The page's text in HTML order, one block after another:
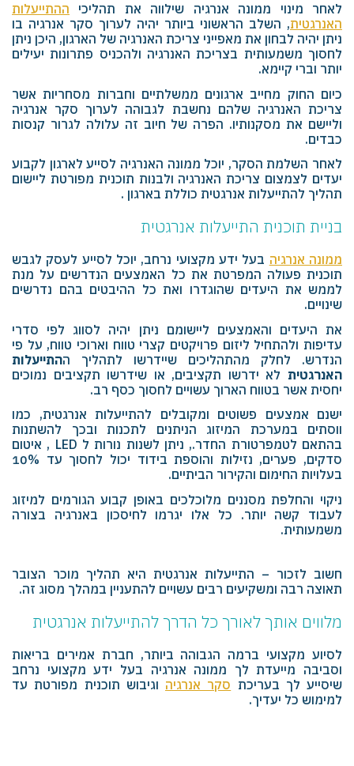
לאחר מינוי ממונה אנרגיה שילווה את תהליכי ההתייעלות
האנרגטית, השלב הראשוני ביותר יהיה לערוך סקר אנרגיה בו
ניתן יהיה לבחון את מאפייני צריכת האנרגיה של הארגון, היכן ניתן
לחסוך משמעותית בצריכת האנרגיה ולהכניס פתרונות יעילים
יותר וברי קיימא.
כיום החוק מחייב ארגונים ממשלתיים וחברות מסחריות אשר
צריכת האנרגיה שלהם נחשבת לגבוהה לערוך סקר אנרגיה
וליישם את מסקנותיו. הפרה של חיוב זה עלולה לגרור קנסות
כבדים.
לאחר השלמת הסקר, יוכל ממונה האנרגיה לסייע לארגון לקבוע
יעדים לצמצום צריכת האנרגיה ולבנות תוכנית מפורטת ליישום
תהליך להתייעלות אנרגטית כוללת בארגון .
בניית תוכנית התייעלות אנרגטית
ממונה אנרגיה בעל ידע מקצועי נרחב, יוכל לסייע לעסק לגבש
תוכנית פעולה המפרטת את כל האמצעים הנדרשים על מנת
לממש את היעדים שהוגדרו ואת כל ההיבטים בהם נדרשים
שינויים.
את היעדים והאמצעים ליישומם ניתן יהיה לסווג לפי סדרי
עדיפות ולהתחיל ליזום פרויקטים קצרי טווח וארוכי טווח, על פי
הנדרש. לחלק מהתהליכים שיידרשו לתהליך ההתייעלות
האנרגטית לא ידרשו תקציבים, או שידרשו תקציבים נמוכים
יחסית אשר בטווח הארוך עשויים לחסוך כסף רב.
ישנם אמצעים פשוטים ומקובלים להתייעלות אנרגטית, כמו
ווסתים במערכת המיזוג הניתנים לתכנות ובכך להשתנות
בהתאם לטמפרטורת החדר., ניתן לשנות נורות ל LED , איטום
סדקים, פערים, נזילות והוספת בידוד יכול לחסוך עד 10%
בעלויות החימום והקירור הביתיים.
ניקוי והחלפת מסננים מלוכלכים באופן קבוע הגורמים למיזוג
לעבוד קשה יותר. כל אלו יגרמו לחיסכון באנרגיה בצורה
משמעותית.
חשוב לזכור – התייעלות אנרגטית היא תהליך מוכר הצובר
תאוצה רבה ומשקיעים רבים עשויים להתעניין במהלך מסוג זה.
מלווים אותך לאורך כל הדרך להתייעלות אנרגטית
לסיוע מקצועי ברמה הגבוהה ביותר, חברת אמירים בריאות
וסביבה מייעדת לך ממונה אנרגיה בעל ידע מקצועי נרחב
שיסייע לך בעריכת סקר אנרגיה וגיבוש תוכנית מפורטת עד
למימוש כל יעדיך.